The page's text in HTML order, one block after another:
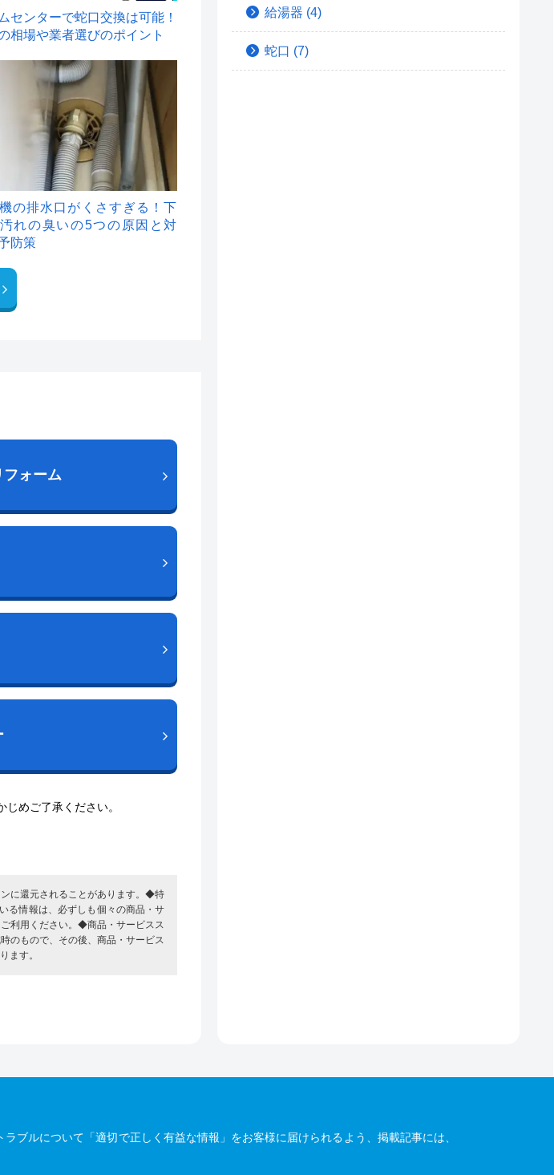
センターで蛇口交換は可能！
相場や業者選びのポイント
の排水口がくさすぎる！下
れの臭いの5つの原因と対
防策
フォーム
めご了承ください。
に還元されることがあります。◆特
る情報は、必ずしも個々の商品・サ
利用ください。◆商品・サービスス
のもので、その後、商品・サービス
ます。
給湯器 (4)
蛇口 (7)
ブルについて「適切で正しく有益な情報」をお客様に届けられるよう、掲載記事には、